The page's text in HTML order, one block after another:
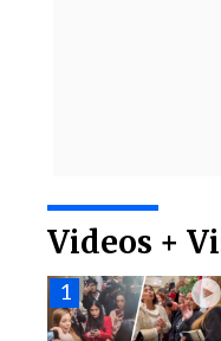
Videos +